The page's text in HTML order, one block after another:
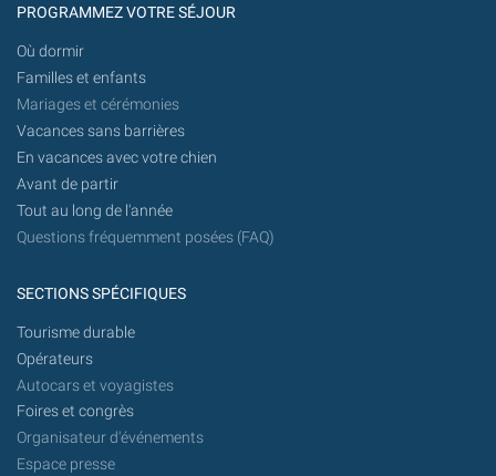
PROGRAMMEZ VOTRE SÉJOUR
Où dormir
Familles et enfants
Mariages et cérémonies
Vacances sans barrières
En vacances avec votre chien
Avant de partir
Tout au long de l'année
Questions fréquemment posées (FAQ)
SECTIONS SPÉCIFIQUES
Tourisme durable
Opérateurs
Autocars et voyagistes
Foires et congrès
Organisateur d'événements
Espace presse